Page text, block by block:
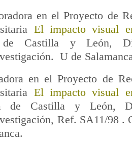
en el Proyecto de
El impacto visual
Castilla y León,
U de
en el Proyecto de
El impacto visual
Castilla y León,
Ref. SA11/98 .